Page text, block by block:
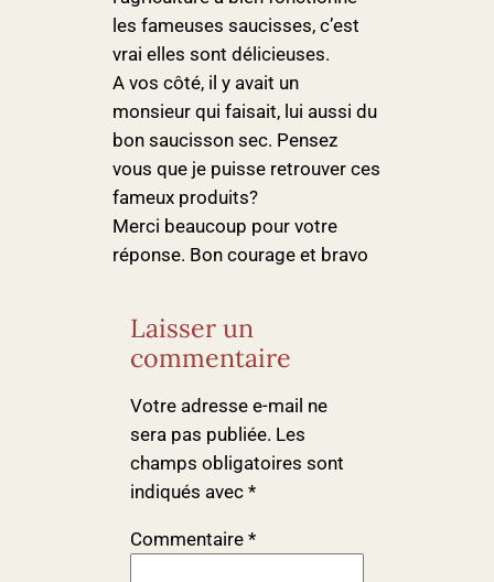
les fameuses saucisses, c’est
vrai elles sont délicieuses.
A vos côté, il y avait un
monsieur qui faisait, lui aussi du
bon saucisson sec. Pensez
vous que je puisse retrouver ces
fameux produits?
Merci beaucoup pour votre
réponse. Bon courage et bravo
Laisser un
commentaire
Votre adresse e-mail ne
sera pas publiée. Les
champs obligatoires sont
indiqués avec*
Commentaire*